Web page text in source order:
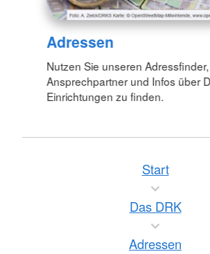
Adressen
Nutzen Sie unseren
Ansprechpartner und Infos über
Einrichtungen zu finden.
Start
Das DRK
Adressen